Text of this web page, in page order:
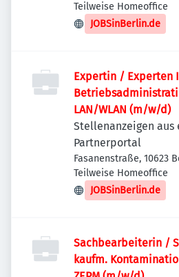
Charlottenburg-
Teilweise Homeoffice
JOBSinBerlin.de
Expertin / Experten
LAN/WLAN (m/w/d)
Stellenanzeigen aus
Partnerportal
Fasanenstraße, 10623
Charlottenburg-
Teilweise Homeoffice
JOBSinBerlin.de
Sachbearbeiterin /
kaufm.